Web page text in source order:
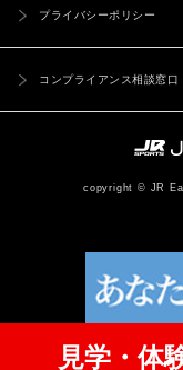
見学・体
copyright © JR
プライバシーポリシー
コンプライアンス相談窓口